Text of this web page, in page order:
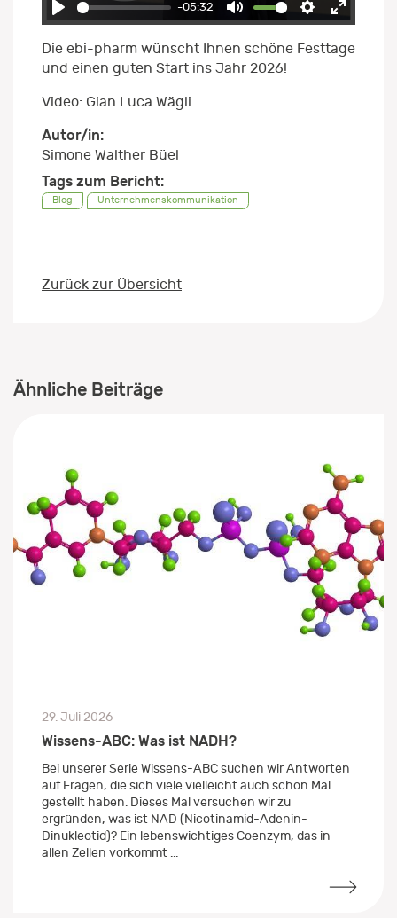
Play
-05:32
Mute Settings
Enter
Die ebi-pharm wünscht Ihnen schöne Festtage
und einen guten Start ins Jahr 2026!
Video: Gian Luca Wägli
Autor/in:
Simone Walther Büel
Tags zum Bericht:
Blog Unternehmenskommunikation
Zurück zur Übersicht
Ähnliche Beiträge
29. Juli 2026
Wissens-ABC: Was ist NADH?
Bei unserer Serie Wissens-ABC suchen wir Antworten
auf Fragen, die sich viele vielleicht auch schon Mal
gestellt haben. Dieses Mal versuchen wir zu
ergründen, was ist NAD (Nicotinamid-Adenin-
Dinukleotid)? Ein lebenswichtiges Coenzym, das in
allen Zellen vorkommt ...